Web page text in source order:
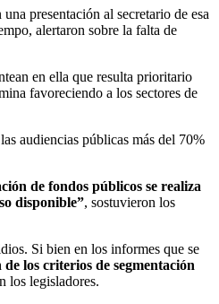
presentación al secretario de esa
alertaron sobre la falta de
en ella que resulta prioritario
favoreciendo a los sectores de
audiencias públicas más del 70%
de fondos públicos se realiza
disponible”, sostuvieron los
Si bien en los informes que se
los criterios de segmentación
los legisladores.